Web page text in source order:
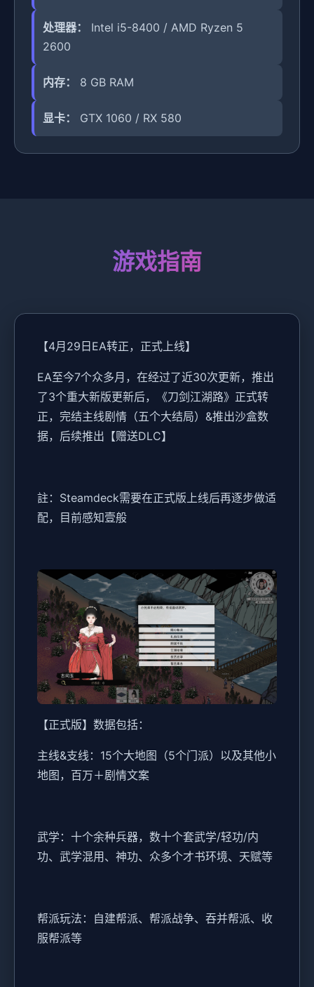
处理器：
Intel i5-8400 / AMD Ryzen 5
2600
内存： 8 GB RAM
显卡： GTX 1060 / RX 580
游戏指南
【4月29日EA转正，正式上线】
EA至今7个众多月，在经过了近30次更新，推出
了3个重大新版更新后，《刀剑江湖路》正式转
正，完结主线剧情（五个大结局）&推出沙盒数
据，后续推出【赠送DLC】
註：Steamdeck需要在正式版上线后再逐步做适
配，目前感知壹般
【正式版】数据包括：
主线&支线：15个大地图（5个门派）以及其他小
地图，百万＋剧情文案
武学：十个余种兵器，数十个套武学/轻功/内
功、武学混用、神功、众多个才书环境、天赋等
帮派玩法：自建帮派、帮派战争、吞并帮派、收
服帮派等